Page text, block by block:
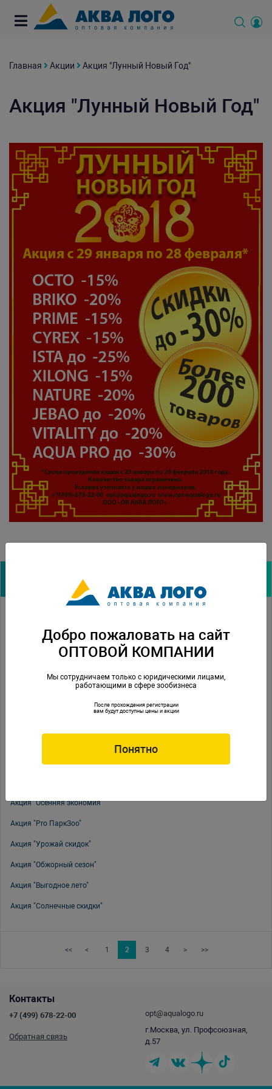
Главная Акции Акция "Лунный Новый Год"
Акция "Лунный Новый Год"
Архив акций:
Акция "Весна в подарок"
Акция "Февральская выгода"
Акция "Лучший подарок"
Акция "Зимний рацион"
Акция "Осенняя экономия"
Акция "Pro ПаркЗоо"
Акция "Урожай скидок"
Акция "Обжорный сезон"
Акция "Выгодное лето"
Акция "Солнечные скидки"
<< < 1 2 3 4 > >>
Контакты
+7 (499) 678-22-00
Обратная связь
opt@aqualogo.ru
г.Москва, ул. Профсоюзная,
д.57
Добро пожаловать на сайт
ОПТОВОЙ КОМПАНИИ
Мы сотрудничаем только с юридическими лицами,
работающими в сфере зообизнеса
После прохождения регистрации
вам будут доступны цены и акции
Понятно